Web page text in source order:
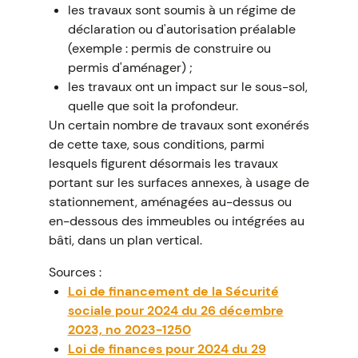
les travaux sont soumis à un régime de
déclaration ou d'autorisation préalable
(exemple : permis de construire ou
permis d'aménager) ;
les travaux ont un impact sur le sous-sol,
quelle que soit la profondeur.
Un certain nombre de travaux sont exonérés
de cette taxe, sous conditions, parmi
lesquels figurent désormais les travaux
portant sur les surfaces annexes, à usage de
stationnement, aménagées au-dessus ou
en-dessous des immeubles ou intégrées au
bâti, dans un plan vertical.
Sources :
Loi de financement de la Sécurité
sociale pour 2024 du 26 décembre
2023, no 2023-1250
Loi de finances pour 2024 du 29